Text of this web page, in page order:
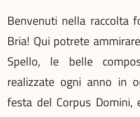
Benvenuti nella raccolta
Bria! Qui potrete
Spello, le belle
realizzate ogni anno in
festa del Corpus Domini,